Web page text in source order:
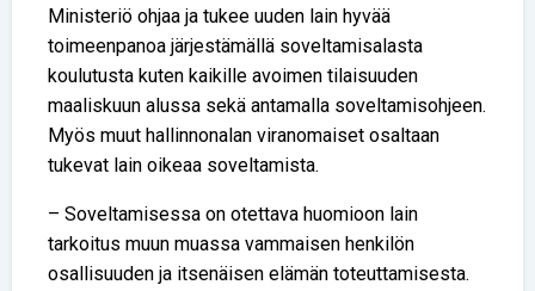
Ministeriö ohjaa ja tukee uuden lain hyvää
toimeenpanoa järjestämällä soveltamisalasta
koulutusta kuten kaikille avoimen tilaisuuden
maaliskuun alussa sekä antamalla soveltamisohjeen.
Myös muut hallinnonalan viranomaiset osaltaan
tukevat lain oikeaa soveltamista.
– Soveltamisessa on otettava huomioon lain
tarkoitus muun muassa vammaisen henkilön
osallisuuden ja itsenäisen elämän toteuttamisesta.